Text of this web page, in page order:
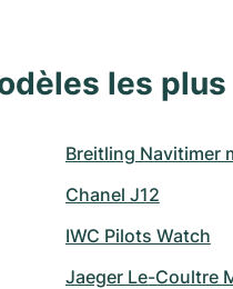
les
Breitling Navitimer
Chanel J12
IWC Pilots Watch
Jaeger Le-Coultre